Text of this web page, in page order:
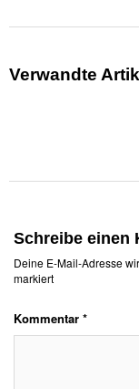
Verwandte
Schreibe einen
Deine E-Mail-Adresse
markiert
Kommentar *